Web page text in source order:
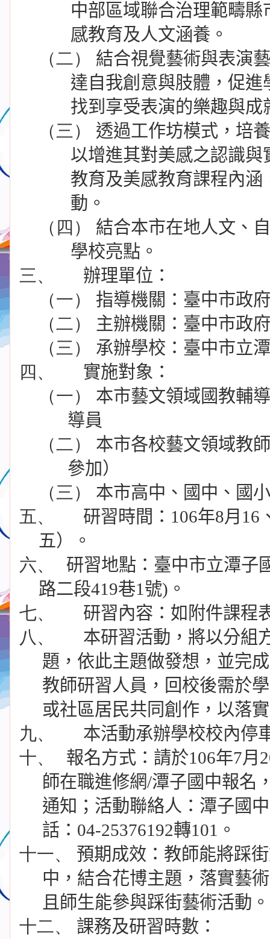
中部區域聯合治理範疇
感教育及人文涵養。
（二）
結合視覺藝術與表演
達自我創意與肢體，促
找到享受表演的樂趣與成
（三）
透過工作坊模式，培
以增進其對美感之認識
教育及美感教育課程內
動。
（四）
結合本市在地人文、
學校亮點。
三、
辦理單位：
（一）
指導機關：臺中市政
（二）
主辦機關：臺中市政
（三）
承辦學校：臺中市立
四、
實施對象：
（一）
本市藝文領域國教輔
導員
（二）
本市各校藝文領域教
參加）
（三）
本市高中、國中、國
五、
研習時間： 106年8月 16
五）。
六、
研習地點：臺中市立潭子
路二段419巷1 號) 。
七、
研習內容：如附件課程
八、
本研習活動，將以分組
題，依此主題做發想，並完
教師研習人員，回校後需於
或社區居民共同創作，以落
九、
本活動承辦學校校內停
十、
報名方式：請於106年7月
師在職進修網/潭子國中報名
通知；活動聯絡人：潭子國
話： 04-25376192轉101 。
十一、
預期成效：教師能將踩
中，結合花博主題，落實藝
且師生能參與踩街藝術活動。
十二、
課務及研習時數：